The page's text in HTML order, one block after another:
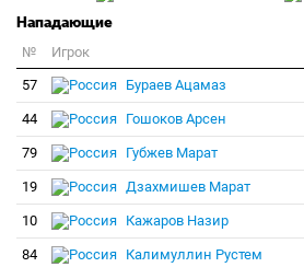
Нападающие
№ Игрок
57
Бураев Ацамаз
44 Гошоков Арсен
79 Губжев Марат
19 Дзахмишев Марат
10 Кажаров Назир
84 Калимуллин Рустем